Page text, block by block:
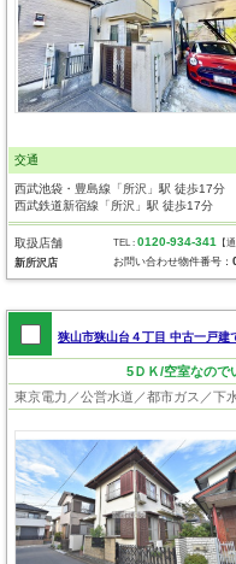
交通
西武池袋・豊島線「所沢」駅 徒歩17分
西武鉄道新宿線「所沢」駅 徒歩17分
取扱店舗
新所沢店
TEL :0120-934-341 【
お問い合わせ物件番号：
狭山市狭山台４丁目 中古一戸建
5ＤＫ/空室なので
東京電力／公営水道／都市ガス／下